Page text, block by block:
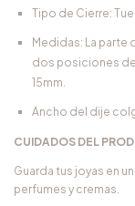
Tipo de Cierre:
Medidas: La
dos posiciones de
15mm.
Ancho del dije
CUIDADOS DEL
Guarda tus joyas en
perfumes y cremas.